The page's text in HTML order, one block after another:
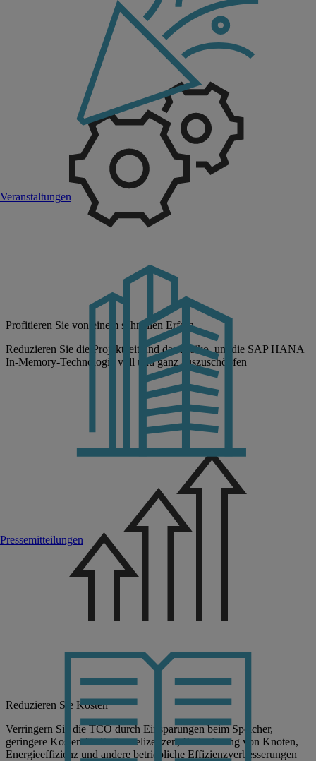
Veranstaltungen
Pressemitteilungen
Profitieren Sie von einem schnellen Erfolg
Reduzieren Sie die Projektzeit und das Risiko, um die SAP HANA
In-Memory-Technologie voll und ganz auszuschöpfen
Reduzieren Sie Kosten
Verringern Sie die TCO durch Einsparungen beim Speicher,
geringere Kosten für Softwarelizenzen, Reduzierung von Knoten,
Energieeffizienz und andere betriebliche Effizienzverbesserungen